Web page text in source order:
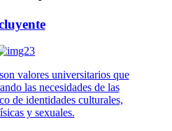
valores universitarios que
las necesidades de las
de identidades culturales,
y sexuales.